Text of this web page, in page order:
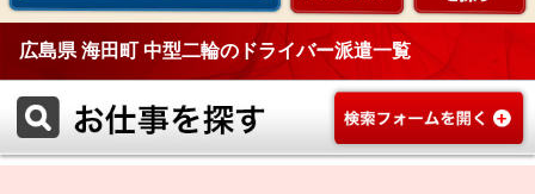
広島県 海田町 中型二輪のドライバー派遣一覧